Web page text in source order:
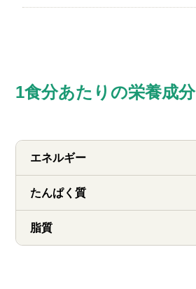
1食分あたりの栄養成分
エネルギー
たんぱく質
脂質